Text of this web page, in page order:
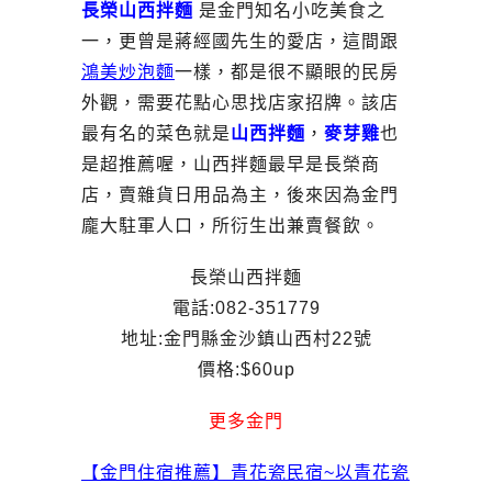
長榮山西拌麵 是金門知名小吃美食之
一，更曾是蔣經國先生的愛店，這間跟
鴻美炒泡麵一樣，都是很不顯眼的民房
外觀，需要花點心思找店家招牌。該店
最有名的菜色就是山西拌麵 ， 麥芽雞也
是超推薦喔，山西拌麵最早是長榮商
店，賣雜貨日用品為主，後來因為金門
龐大駐軍人口，所衍生出兼賣餐飲。
長榮山西拌麵
電話:082-351779
地址:金門縣金沙鎮山西村22號
價格:$60up
更多金門
【金門住宿推薦】青花瓷民宿~以青花瓷